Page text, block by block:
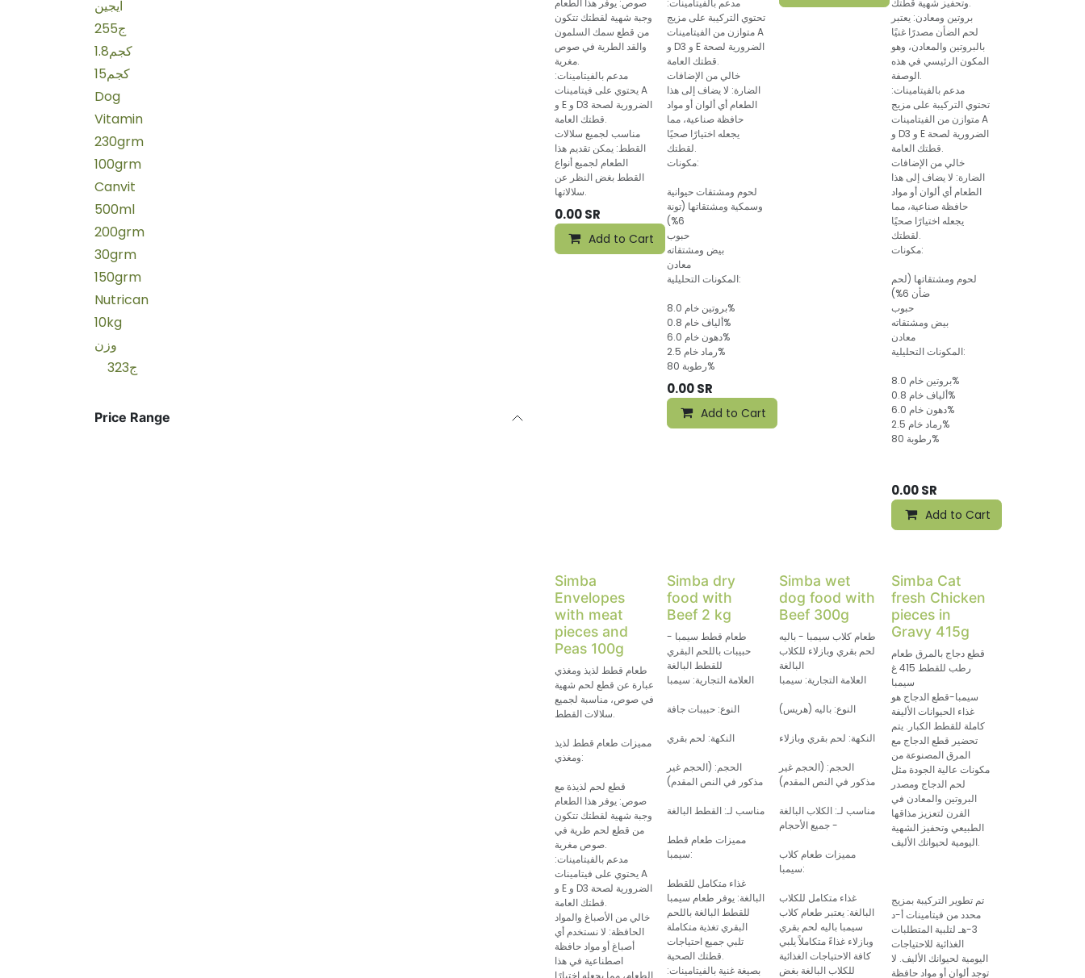
ايجين
255ج
1.8كجم
15كجم
Dog
Vitamin
230grm
100grm
Canvit
500ml
200grm
30grm
150grm
Nutrican
10kg
وزن
323ج
Price Range
صوص: يوفر هذا الطعام
وجبة شهية لقطتك تتكون
من قطع سمك السلمون
والقد الطرية في صوص
مغرية.
مدعم بالفيتامينات:
يحتوي على فيتامينات A
و E و D3 الضرورية لصحة
قطتك العامة.
مناسب لجميع سلالات
القطط: يمكن تقديم هذا
الطعام لجميع أنواع
القطط بغض النظر عن
سلالاتها.
0.00SR
Add to Cart
مدعم بالفيتامينات:
تحتوي التركيبة على مزيج
متوازن من الفيتامينات A
و D3 و E الضرورية لصحة
قطتك العامة.
خالي من الإضافات
الضارة: لا يضاف إلى هذا
الطعام أي ألوان أو مواد
حافظة صناعية، مما
يجعله اختيارًا صحيًا
لقطتك.
مكونات:
لحوم ومشتقات حيوانية
وسمكية ومشتقاتها (تونة
6%)
حبوب
بيض ومشتقاته
معادن
المكونات التحليلية:
بروتين خام 8.0%
ألياف خام 0.8%
دهون خام 6.0%
رماد خام 2.5%
رطوبة 80%
0.00SR
Add to Cart
وتحفيز شهية قطتك.
بروتين ومعادن: يعتبر
لحم الضأن مصدرًا غنيًا
بالبروتين والمعادن، وهو
المكون الرئيسي في هذه
الوصفة.
مدعم بالفيتامينات:
تحتوي التركيبة على مزيج
متوازن من الفيتامينات A
و D3 و E الضرورية لصحة
قطتك العامة.
خالي من الإضافات
الضارة: لا يضاف إلى هذا
الطعام أي ألوان أو مواد
حافظة صناعية، مما
يجعله اختيارًا صحيًا
لقطتك.
مكونات:
لحوم ومشتقاتها (لحم
ضأن 6%)
حبوب
بيض ومشتقاته
معادن
المكونات التحليلية:
بروتين خام 8.0%
ألياف خام 0.8%
دهون خام 6.0%
رماد خام 2.5%
رطوبة 80%
0.00SR
Add to Cart
Simba
Envelopes
with meat
pieces and
Peas 100g
طعام قطط لذيذ ومغذي
عبارة عن قطع لحم شهية
في صوص، مناسبة لجميع
سلالات القطط.
مميزات طعام قطط لذيذ
ومغذي:
قطع لحم لذيذة مع
صوص: يوفر هذا الطعام
وجبة شهية لقطتك تتكون
من قطع لحم طرية في
صوص مغرية.
مدعم بالفيتامينات:
يحتوي على فيتامينات A
و E و D3 الضرورية لصحة
قطتك العامة.
خالي من الأصباغ والمواد
الحافظة: لا نستخدم أي
أصباغ أو مواد حافظة
اصطناعية في هذا
الطعام، مما يجعله اختيارًا
Simba dry
food with
Beef 2 kg
طعام قطط سيمبا -
حبيبات باللحم البقري
العلامة التجارية: سيمبا
النوع: حبيبات جافة
النكهة: لحم بقري
الحجم: (الحجم غير
مذكور في النص المقدم)
مناسب لـ: القطط البالغة
مميزات طعام قطط
سيمبا:
غذاء متكامل للقطط
البالغة: يوفر طعام سيمبا
للقطط البالغة باللحم
البقري تغذية متكاملة
تلبي جميع احتياجات
قطتك الصحية.
بصيغة غنية بالفيتامينات:
Simba wet
dog food with
Beef 300g
طعام كلاب سيمبا - باليه
لحم بقري وبازلاء للكلاب
البالغة
العلامة التجارية: سيمبا
النوع: باليه (هريس)
النكهة: لحم بقري وبازلاء
الحجم: (الحجم غير
مذكور في النص المقدم)
مناسب لـ: الكلاب البالغة
- جميع الأحجام
مميزات طعام كلاب
سيمبا:
غذاء متكامل للكلاب
البالغة: يعتبر طعام كلاب
سيمبا باليه لحم بقري
وبازلاء غذاءً متكاملاً يلبي
كافة الاحتياجات الغذائية
للكلاب البالغة بغض
Simba Cat
fresh Chicken
pieces in
Gravy 415g
قطع دجاج بالمرق طعام
رطب للقطط 415 غ
سيمبا
سيمبا-قطع الدجاج هو
غذاء الحيوانات الأليفة
كاملة للقطط الكبار. يتم
تحضير قطع الدجاج مع
المرق المصنوعة من
مكونات عالية الجودة مثل
لحم الدجاج ومصدر
البروتين والمعادن في
الفرن لتعزيز مذاقها
الطبيعي وتحفيز الشهية
اليومية لحيوانك الأليف.
تم تطوير التركيبة بمزيج
محدد من فيتامينات أ-د
3-هـ لتلبية المتطلبات
الغذائية للاحتياجات
اليومية لحيوانك الأليف. لا
توجد ألوان أو مواد حافظة